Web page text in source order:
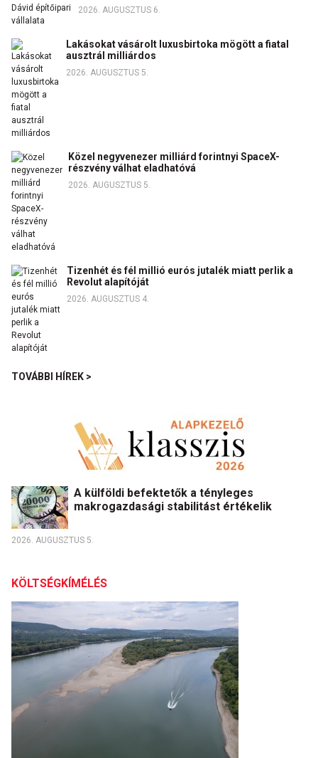
2026. AUGUSZTUS 6.
Lakásokat vásárolt luxusbirtoka mögött a fiatal
ausztrál milliárdos
2026. AUGUSZTUS 5.
Közel negyvenezer milliárd forintnyi SpaceX-
részvény válhat eladhatóvá
2026. AUGUSZTUS 5.
Tizenhét és fél millió eurós jutalék miatt perlik a
Revolut alapítóját
2026. AUGUSZTUS 4.
TOVÁBBI HÍREK >
A külföldi befektetők a tényleges
makrogazdasági stabilitást értékelik
2026. AUGUSZTUS 5.
KÖLTSÉGKÍMÉLÉS